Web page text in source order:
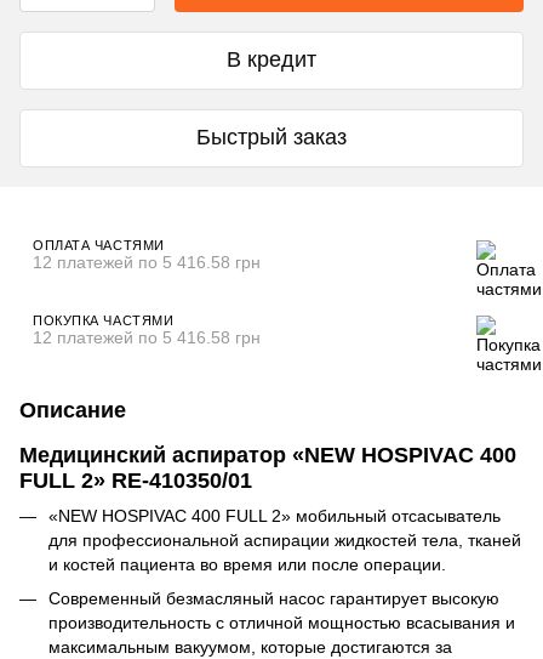
В кредит
Быстрый заказ
ОПЛАТА ЧАСТЯМИ
12 платежей по 5 416.58 грн
ПОКУПКА ЧАСТЯМИ
12 платежей по 5 416.58 грн
Описание
Медицинский аспиратор «NEW HOSPIVAC 400
FULL 2» RE-410350/01
«NEW HOSPIVAC 400 FULL 2» мобильный отсасыватель
для профессиональной аспирации жидкостей тела, тканей
и костей пациента во время или после операции.
Современный безмасляный насос гарантирует высокую
производительность с отличной мощностью всасывания и
максимальным вакуумом, которые достигаются за